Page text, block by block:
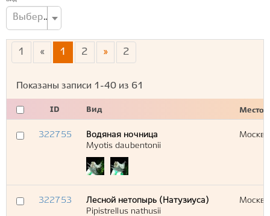
Выберите вид...
1 « 1 2 » 2
Показаны записи 1-40 из 61
ID Вид Место
322755
Водяная ночница
Myotis daubentonii
322753
Лесной нетопырь (Натузиуса)
Pipistrellus nathusii